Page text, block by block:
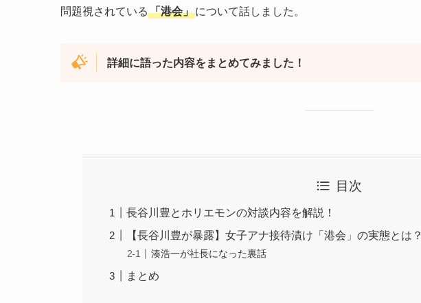
問題視されている 「港会」について話しました。
詳細に語った内容をまとめてみました！
目次
長谷川豊とホリエモンの対談内容を解説！
【長谷川豊が暴露】女子アナ接待漬け「港会」の実態とは？
湊浩一が社長になった裏話
まとめ